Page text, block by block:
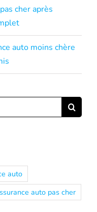
cher après
auto moins chère
auto
auto pas cher